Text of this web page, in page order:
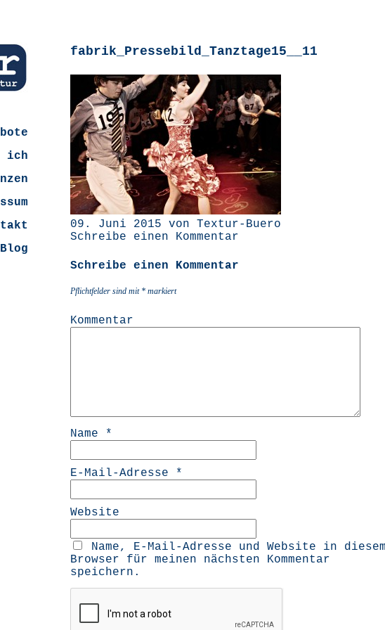
ich
Blog
fabrik_Pressebild_Tanztage15__11
09. Juni 2015 von Textur-Buero
Schreibe einen Kommentar
Schreibe einen Kommentar
Pflichtfelder sind mit * markiert
Kommentar
Name *
E-Mail-Adresse *
Website
Name, E-Mail-Adresse und Website in diesem
Browser für meinen nächsten Kommentar
speichern.